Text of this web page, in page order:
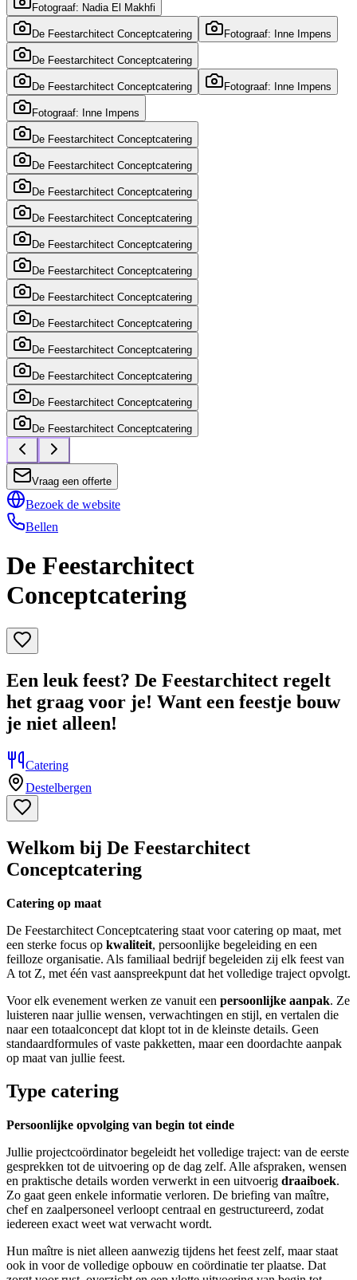
Fotograaf: Nadia El Makhfi
De Feestarchitect Conceptcatering Fotograaf: Inne Impens
De Feestarchitect Conceptcatering
De Feestarchitect Conceptcatering Fotograaf: Inne Impens
Fotograaf: Inne Impens
De Feestarchitect Conceptcatering
De Feestarchitect Conceptcatering
De Feestarchitect Conceptcatering
De Feestarchitect Conceptcatering
De Feestarchitect Conceptcatering
De Feestarchitect Conceptcatering
De Feestarchitect Conceptcatering
De Feestarchitect Conceptcatering
De Feestarchitect Conceptcatering
De Feestarchitect Conceptcatering
De Feestarchitect Conceptcatering
De Feestarchitect Conceptcatering
Vraag een offerte
Bezoek de website
Bellen
De Feestarchitect
Conceptcatering
Een leuk feest? De Feestarchitect regelt
het graag voor je! Want een feestje bouw
je niet alleen!
Catering
Destelbergen
Welkom bij De Feestarchitect
Conceptcatering
Catering op maat
De Feestarchitect Conceptcatering staat voor catering op maat, met
een sterke focus op kwaliteit, persoonlijke begeleiding en een
feilloze organisatie. Als familiaal bedrijf begeleiden zij elk feest van
A tot Z, met één vast aanspreekpunt dat het volledige traject opvolgt.
Voor elk evenement werken ze vanuit een persoonlijke aanpak. Ze
luisteren naar jullie wensen, verwachtingen en stijl, en vertalen die
naar een totaalconcept dat klopt tot in de kleinste details. Geen
standaardformules of vaste pakketten, maar een doordachte aanpak
op maat van jullie feest.
Type catering
Persoonlijke opvolging van begin tot einde
Jullie projectcoördinator begeleidt het volledige traject: van de eerste
gesprekken tot de uitvoering op de dag zelf. Alle afspraken, wensen
en praktische details worden verwerkt in een uitvoerig draaiboek.
Zo gaat geen enkele informatie verloren. De briefing van maître,
chef en zaalpersoneel verloopt centraal en gestructureerd, zodat
iedereen exact weet wat verwacht wordt.
Hun maître is niet alleen aanwezig tijdens het feest zelf, maar staat
ook in voor de volledige opbouw en coördinatie ter plaatse. Dat